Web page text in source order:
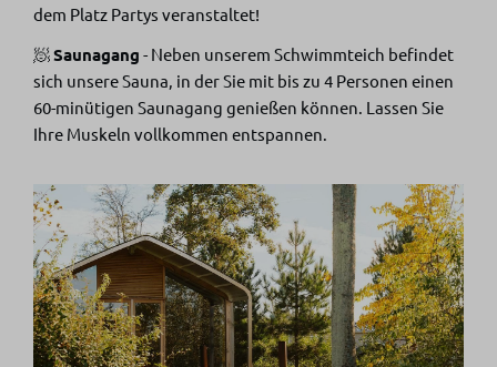
dem Platz Partys veranstaltet!
🧖Saunagang - Neben unserem Schwimmteich befindet
sich unsere Sauna, in der Sie mit bis zu 4 Personen einen
60-minütigen Saunagang genießen können. Lassen Sie
Ihre Muskeln vollkommen entspannen.